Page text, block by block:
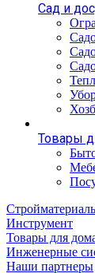
Сад и
Товары
Инструмент
Товары для
Инженерные
Наши партнеры